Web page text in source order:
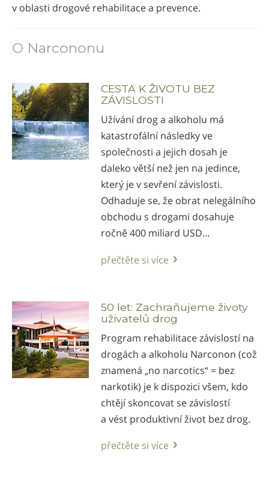
v oblasti drogové rehabilitace a prevence.
O Narcononu
CESTA K ŽIVOTU BEZ
ZÁVISLOSTI
Užívání drog a alkoholu má
katastrofální následky ve
společnosti a jejich dosah je
daleko větší než jen na jedince,
který je v sevření závislosti.
Odhaduje se, že obrat nelegálního
obchodu s drogami dosahuje
ročně 400 miliard USD...
přečtěte si více
50 let: Zachraňujeme životy
uživatelů drog
Program rehabilitace závislostí na
drogách a alkoholu Narconon (což
znamená „no narcotics“ = bez
narkotik) je k dispozici všem, kdo
chtějí skoncovat se závislostí
a vést produktivní život bez drog.
přečtěte si více